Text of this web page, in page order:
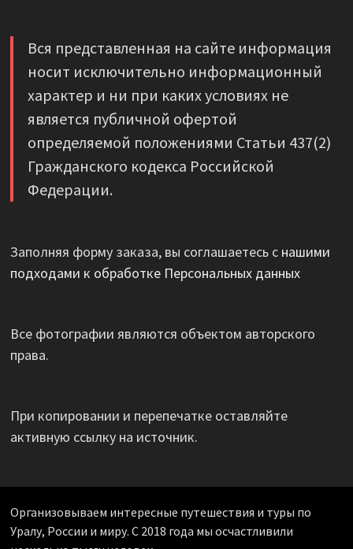
Вся представленная на сайте информация
носит исключительно информационный
характер и ни при каких условиях не
является публичной офертой
определяемой положениями Статьи 437(2)
Гражданского кодекса Российской
Федерации.
Заполняя форму заказа, вы соглашаетесь с нашими
подходами к обработке Персональных данных
Все фотографии являются объектом авторского
права.
При копировании и перепечатке оставляйте
активную ссылку на источник.
Организовываем интересные путешествия и туры по
Уралу, России и миру. С 2018 года мы осчастливили